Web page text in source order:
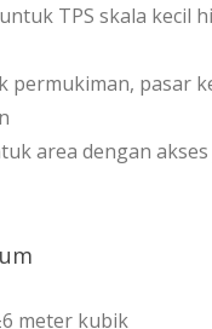
TPS skala kecil
permukiman, pasar
area dengan
meter kubik